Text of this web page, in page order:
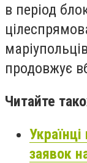
в період
продовжує
Читайте
заявок